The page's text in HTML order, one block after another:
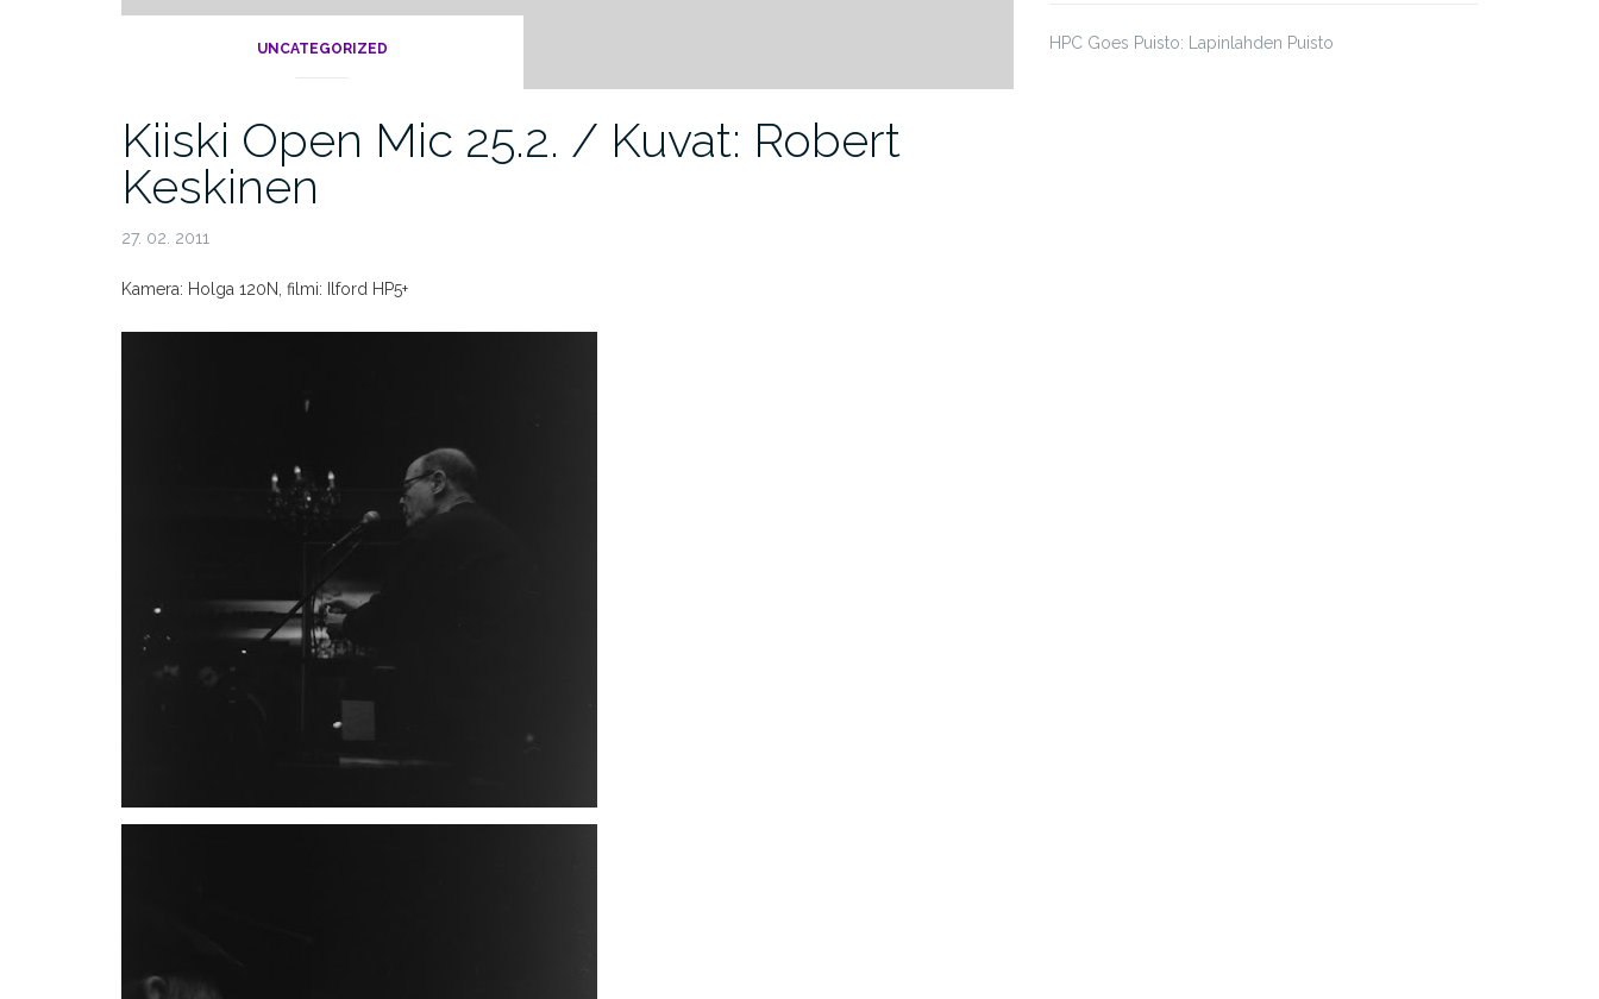
UNCATEGORIZED
Kiiski Open Mic 25.2. / Kuvat: Robert
Keskinen
27. 02. 2011
Kamera: Holga 120N, filmi: Ilford HP5+
HPC Goes Puisto: Lapinlahden Puisto